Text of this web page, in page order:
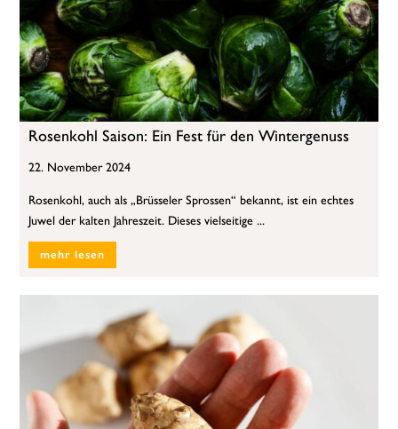
Rosenkohl Saison: Ein Fest für den Wintergenuss
22. November 2024
Rosenkohl, auch als „Brüsseler Sprossen“ bekannt, ist ein echtes
Juwel der kalten Jahreszeit. Dieses vielseitige ...
mehr lesen